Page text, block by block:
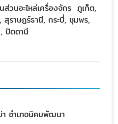
วนอะไหล่เครื่องจักร ภูเก็ต,
ราษฎร์ธานี, กระบี่, ชุมพร,
ปัตตานี
อำเภอนิคมพัฒนา